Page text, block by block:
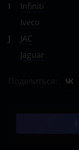
I
Infiniti
Iveco
J
JAC
Jaguar